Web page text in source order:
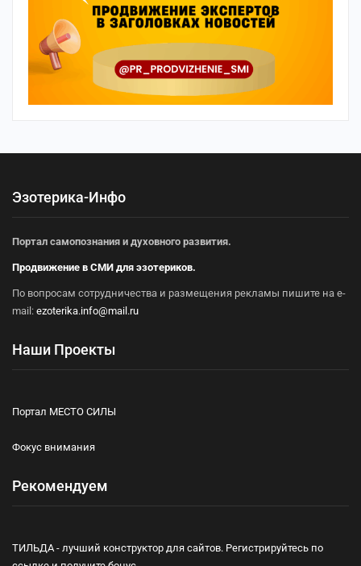
Эзотерика-Инфо
Портал самопознания и духовного развития.
Продвижение в СМИ для эзотериков.
По вопросам сотрудничества и размещения рекламы пишите на e-
mail: ezoterika.info@mail.ru
Наши Проекты
Портал МЕСТО СИЛЫ
Фокус внимания
Рекомендуем
ТИЛЬДА - лучший конструктор для сайтов. Регистрируйтесь по